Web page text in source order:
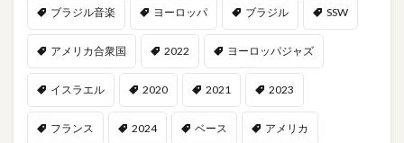
ブラジル音楽 ヨーロッパ ブラジル SSW
アメリカ合衆国 2022 ヨーロッパジャズ
イスラエル 2020 2021 2023
フランス 2024 ベース アメリカ